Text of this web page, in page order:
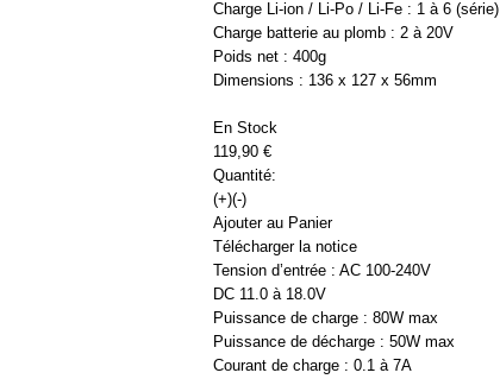
Charge Li-ion / Li-Po / Li-Fe : 1 à 6 (série)
Charge batterie au plomb : 2 à 20V
Poids net : 400g
Dimensions : 136 x 127 x 56mm
En Stock
119,90 €
Quantité:
(+)(-)
Ajouter au Panier
Télécharger la notice
Tension d’entrée : AC 100-240V
DC 11.0 à 18.0V
Puissance de charge : 80W max
Puissance de décharge : 50W max
Courant de charge : 0.1 à 7A